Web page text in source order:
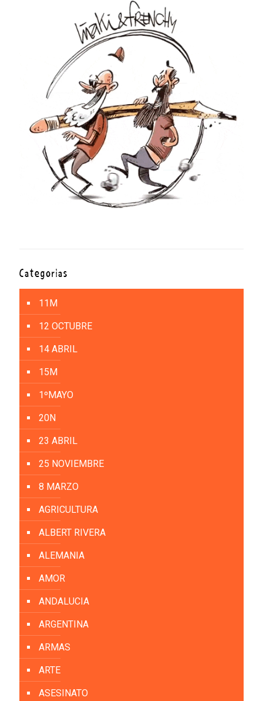
Categorías
11M
12 OCTUBRE
14 ABRIL
15M
1ºMAYO
20N
23 ABRIL
25 NOVIEMBRE
8 MARZO
AGRICULTURA
ALBERT RIVERA
ALEMANIA
AMOR
ANDALUCIA
ARGENTINA
ARMAS
ARTE
ASESINATO